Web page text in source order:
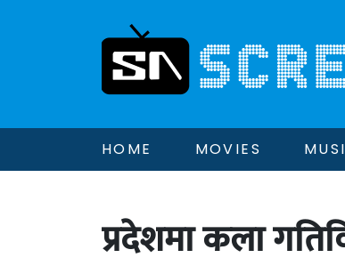
HOME MOVIES
प्रदेशमा कला